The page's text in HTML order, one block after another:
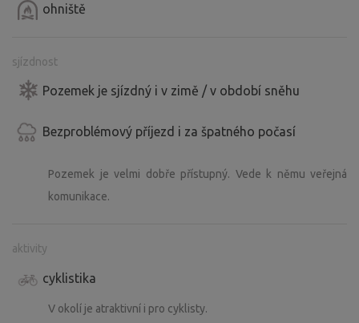
ohniště
sjízdnost
Pozemek je sjízdný i v zimě / v období sněhu
Bezproblémový příjezd i za špatného počasí
Pozemek je velmi dobře přístupný. Vede k němu veřejná
komunikace.
aktivity
cyklistika
V okolí je atraktivní i pro cyklisty.